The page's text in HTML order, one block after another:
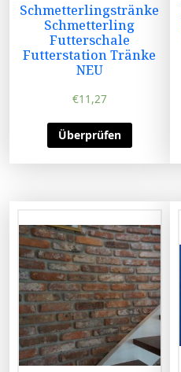
Schmetterlingstränke
Schmetterling
Futterschale
Futterstation Tränke
NEU
€11,27
Überprüfen